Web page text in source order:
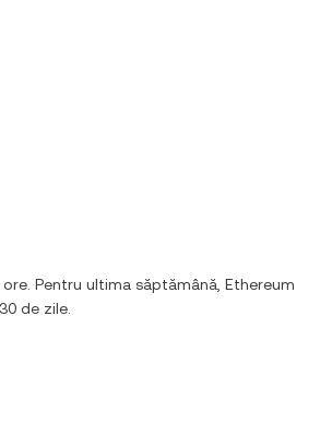
Pentru ultima săptămână, Ethereum
de zile.